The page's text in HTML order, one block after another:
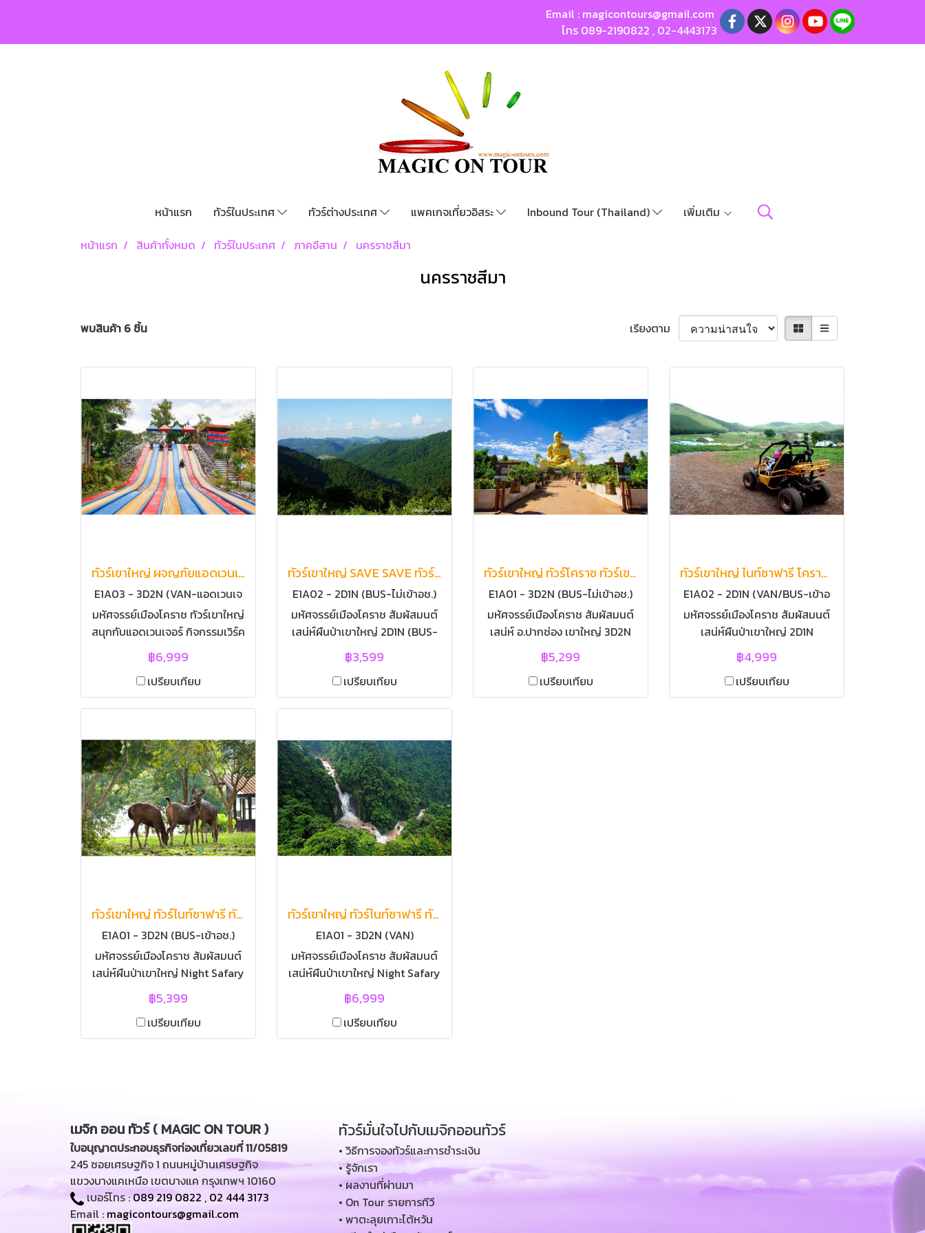
Email : magicontours@gmail.com
โทร 089-2190822 , 02-4443173
หน้าแรก ทัวร์ในประเทศ ทัวร์ต่างประเทศ แพคเกจเที่ยวอิสระ Inbound Tour (Thailand)
เพิ่มเติม
หน้าแรก
สินค้าทั้งหมด ทัวร์ในประเทศ ภาคอีสาน นครราชสีมา
นครราชสีมา
พบสินค้า 6 ชิ้น เรียงตาม
ทัวร์เขาใหญ่ ผจญภัยแอดเวนเจอร์ ทัวร์กิจกรรมเวิร์คชอป 3วัน2คืน ทัวร์โคราช นครราชสีมา | ทัวร์เขาใหญ่ สนุกกับกิจกรรมแอดเวนเจอร์ กิจกรรมเวิร์คชอป 3วัน2คืน โคราช นครราชสีมา ทัวร์ผจญภัยแอดเวนเจอร์
E1A03 - 3D2N (VAN-แอดเวนเจ
อร์)
มหัศจรรย์เมืองโคราช ทัวร์เขาใหญ่
สนุกกับแอดเวนเจอร์ กิจกรรมเวิร์ค
ชอป 3D2N (VAN) | โปรแกรมทัวร์
เขาใหญ่ ทัวร์เขาใหญ่ ทัวร์โคราช
ทัวร์เขาใหญ่ เน้นเครื่องเล่นแอด
เวนเจอร์ กิจกรรมเวิร์คชอป 3วัน
เขาใหญ่ | ขับรถ ATV, Jet Rider,
จักรยานน้ำ, ยิงปืนโบราณ,
Paintball เป้านิ่ง, เลเซอร์เคมส์,
ยิงธนู,ทำสบู่เหลว, ปั้นดิน, ทำเทียน
เจล, เพ้นท์กระถาง, เที่ยวชมฟาร์ม
แกะ+กระต่าย และทำก้อนเห็ด |
รีสอร์ทสไตล์คาวบอยซิตี้ | ตลาด
เดียวในเขาใหญ่ | วัดป่าภูหายหลง |
Workshop ทำงานศิลป์ ชมวิวเขา |
กิจกรรมแอดเวนเจอร์ ปั่นจักรยาน
ลอยฟ้า vs ชิงช้าสวิง | สนุกกับ
กิจกรรมย้อนวัยยุค 80s - 90s |
รีสอร์ทสไตล์บาหลี | ฟาร์มโชคชัย |
ราม | ช้อปปิ้งของฝาก อ.มวกเหล็ก |
฿6,999
เปรียบเทียบ
ทัวร์เขาใหญ่ SAVE SAVE ทัวร์โคราช นครราชสีมา ทริปประหยัด | ทัวร์เขาใหญ่ ทัวร์อ.ปากช่อง จ.นครราชสีมา ทัวร์เขาใหญ่ทริปประหยัด ทัวร์เขาใหญ่ราคาถูก
E1A02 - 2D1N (BUS-ไม่เข้าอช.)
มหัศจรรย์เมืองโคราช สัมผัสมนต์
เสน่ห์ผืนป่าเขาใหญ่ 2D1N (BUS-
ไม่เข้าอช.) | โปรแกรมทัวร์เขาใหญ่
ทัวร์เขาใหญ่ ทัวร์โคราช ทัวร์เขา
ใหญ่ 2วัน 1คืน ทัวร์เขาใหญ่ทริป
ประหยัด ทัวร์เขาใหญ่ราคาถูก |
อาณาจักรหลวงปู่ทวด | สวนดอก
ไม้สัปปายะ | The Park Khaoyai -
Silver Cafe - Rin's Secrets |
ฟาร์มโชคชัย | ไร่สุวรรณ | วัดเทพ
พิทักษ์ปุณณาราม |
฿3,599
เปรียบเทียบ
ทัวร์เขาใหญ่ ทัวร์โคราช ทัวร์เขาใหญ่ 3วัน2คืน ทัวร์นครราชสีมา | ทัวร์เขาใหญ่ ทัวร์ปากช่อง อ.ปากช่อง จ.นครราชสีมา
E1A01 - 3D2N (BUS-ไม่เข้าอช.)
มหัศจรรย์เมืองโคราช สัมผัสมนต์
เสน่ห์ อ.ปากช่อง เขาใหญ่ 3D2N
(BUS-ไม่เข้าอช.) | โปรแกรมทัวร์
เขาใหญ่ ทัวร์เขาใหญ่ ทัวร์โคราช
3วัน 2คืน | อ.ปากช่อง นครราชสีมา
| ไร่ทองสมบูรณ์คลับ | เขาใหญ่พา
฿5,299
เปรียบเทียบ
ทัวร์เขาใหญ่ ไนท์ซาฟารี โคราช นครราชสีมา | ทัวร์เขาใหญ่ Night Safary ทัวร์อุทยานแห่งชาติเขาใหญ่ อ.ปากช่อง จ.นครราชสีมา
E1A02 - 2D1N (VAN/BUS-เข้าอ
ช.)
มหัศจรรย์เมืองโคราช สัมผัสมนต์
เสน่ห์ผืนป่าเขาใหญ่ 2D1N
(VAN/BUS-เข้าอช.) | โปรแกรม
ทัวร์เขาใหญ่ ทัวร์เขาใหญ่ ทัวร์
โคราช ทัวร์เขาใหญ่ 2วัน 1คืน |
อ.ปากช่อง นครราชสีมา | ไร่ทอง
฿4,999
เปรียบเทียบ
ทัวร์เขาใหญ่ ทัวร์ไนท์ซาฟารี ทัวร์เขาใหญ่ 3วัน2คืน โคราช นครราชสีมา | ทัวร์เขาใหญ่ Night Safary ทัวร์อุทยานแห่งชาติเขาใหญ่ โคราช อ.ปากช่อง จ.นครราชสีมา
E1A01 - 3D2N (BUS-เข้าอช.)
มหัศจรรย์เมืองโคราช สัมผัสมนต์
เสน่ห์ผืนป่าเขาใหญ่ Night Safary
3D2N (BUS) | โปรแกรมทัวร์เขา
ใหญ่ ทัวร์เขาใหญ่ ทัวร์โคราช ทัวร์
เขาใหญ่ 3วัน 2คืน | อ.ปากช่อง
นครราชสีมา | ไร่ทองสมบูรณ์คลับ |
ผักชี | Night Safary | ฟาร์ม
โชคชัย | ไร่สุวรรณ | วัดเทพพิทักษ์
ปุณณาราม | ตลาดมวกเหล็ก |
฿5,399
เปรียบเทียบ
ทัวร์เขาใหญ่ ทัวร์ไนท์ซาฟารี ทัวร์เขาใหญ่ 3วัน2คืน โคราช นครราชสีมา | ทัวร์เขาใหญ่ Night Safary ทัวร์อุทยานแห่งชาติเขาใหญ่ โคราช อ.ปากช่อง จ.นครราชสีมา
E1A01 - 3D2N (VAN)
มหัศจรรย์เมืองโคราช สัมผัสมนต์
เสน่ห์ผืนป่าเขาใหญ่ Night Safary
3D2N (VAN) | โปรแกรมทัวร์เขา
ใหญ่ ทัวร์เขาใหญ่ ทัวร์โคราช ทัวร์
เขาใหญ่ 3วัน 2คืน | อ.ปากช่อง
นครราชสีมา | ไร่ทองสมบูรณ์คลับ |
กล้วยไม้ | น้ำตกเหวสุวัต | ผา
ตรอมใจ | ผาเดียวดาย | ทุ่งหนอง
ผักชี | Night Safary | ฟาร์ม
โชคชัย | ไร่สุวรรณ | วัดเทพพิทักษ์
ปุณณาราม | ตลาดมวกเหล็ก |
฿6,999
เปรียบเทียบ
เมจิก ออน ทัวร์ ( MAGIC ON TOUR )
ใบอนุญาตประกอบธุรกิจท่องเที่ยวเลขที่ 11/05819
245 ซอยเศรษฐกิจ 1 ถนนหมู่บ้านเศรษฐกิจ
แขวงบางแคเหนือ เขตบางแค กรุงเทพฯ 10160
เบอร์โทร :089 219 0822 , 02 444 3173
Email : magicontours@gmail.com
ทัวร์มั่นใจไปกับเมจิกออนทัวร์
• วิธีการจองทัวร์และการชำระเงิน
• รู้จักเรา
• ผลงานที่ผ่านมา
• On Tour รายการทีวี
• พาตะลุยเกาะไต้หวัน